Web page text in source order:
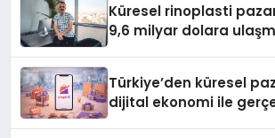
Küresel rinoplasti
9,6 milyar dolara
Türkiye’den küresel
dijital ekonomi ile